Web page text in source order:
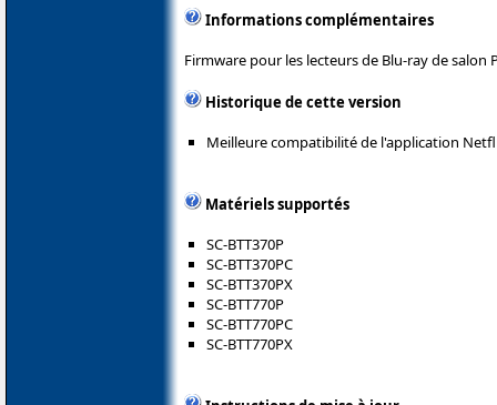
Informations complémentaires
Firmware pour les lecteurs de Blu-ray de salon
Historique de cette version
Meilleure compatibilité de l'application
Matériels supportés
SC-BTT370P
SC-BTT370PC
SC-BTT370PX
SC-BTT770P
SC-BTT770PC
SC-BTT770PX